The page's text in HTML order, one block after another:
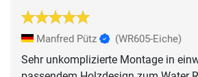
Manfred Pütz (WR605-Eiche)
Sehr unkomplizierte Montage in